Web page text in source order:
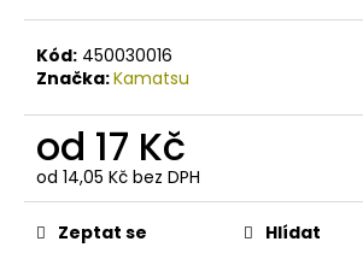
Kód: 450030016
Značka:Kamatsu
od 17 Kč
od 14,05 Kč bez DPH
Měrná
cena:Zeptat se Hlídat
D
o
p
r
u
č
u